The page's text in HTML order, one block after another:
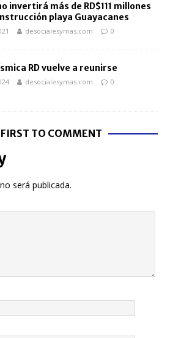
invertirá más de RD$111 millones
playa Guayacanes
desocialesymas.com 0
RD vuelve a reunirse
desocialesymas.com 0
FIRST TO COMMENT
será publicada.